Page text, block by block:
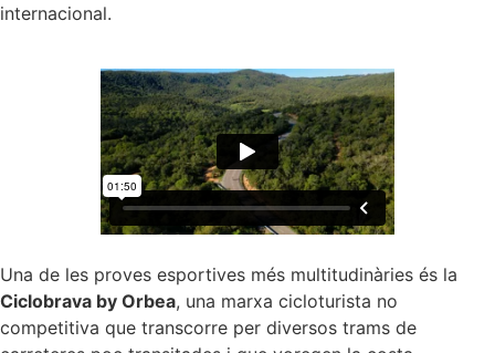
internacional.
Una de les proves esportives més multitudinàries és la
Ciclobrava by Orbea, una marxa cicloturista no
competitiva que transcorre per diversos trams de